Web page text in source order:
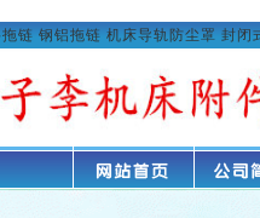
链 钢铝拖链 机床导轨防尘罩 封闭